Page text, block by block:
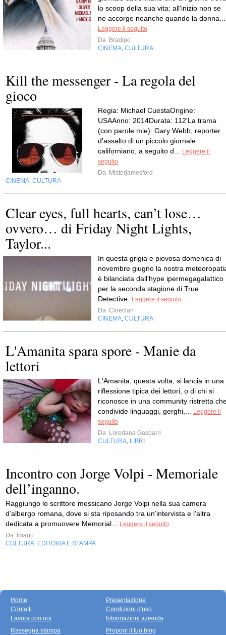
lo scoop della sua vita: all'inizio non se
ne accorge neanche quando la donna...
Leggere il seguito
Da Bradipo
CINEMA, CULTURA
Kill the messenger - La regola del
gioco
Regia: Michael CuestaOrigine:
USAAnno: 2014Durata: 112'La trama
(con parole mie): Gary Webb, reporter
d'assalto di un piccolo giornale
californiano, a seguito d... Leggere il
seguito
Da Misterjamesford
CINEMA, CULTURA
Clear eyes, full hearts, can’t lose…
ovvero… di Friday Night Lights,
Taylor...
In questa grigia e piovosa domenica di
novembre giugno la nostra
è bilanciata dall’hype ipermegagalattico
per la seconda stagione di True
Detective. Leggere il seguito
Da Cineclan
CINEMA, CULTURA
L'Amanita spara spore - Manie da
lettori
L'Amanita, questa volta, si lancia in una
riflessione tipica dei lettori, o di chi si
riconosce in una community ristretta
condivide linguaggi, gerghi,... Leggere il
seguito
Da Loredana Gasparri
CULTURA, LIBRI
Incontro con Jorge Volpi - Memoriale
dell’inganno.
Raggiungo lo scrittore messicano Jorge Volpi nella sua camera
d’albergo romana, dove si sta riposando tra un’intervista e l’altra
dedicata a promuovere Memorial... Leggere il seguito
Da
Imago
CULTURA, EDITORIA E STAMPA
Home
Contatti
Lavora con noi
Presentazione
Condizioni d'uso
Informazioni azienda
Rassegna stampa
Proponi il tuo blog